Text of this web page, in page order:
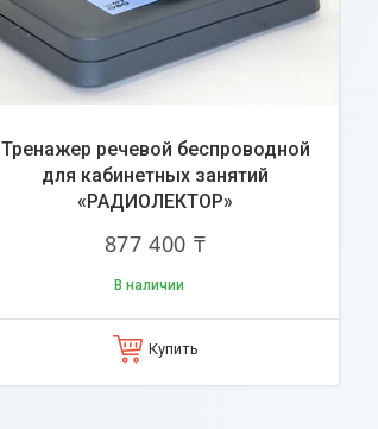
Тренажер речевой беспроводной
для кабинетных занятий
«РАДИОЛЕКТОР»
877 400 ₸
В наличии
Купить